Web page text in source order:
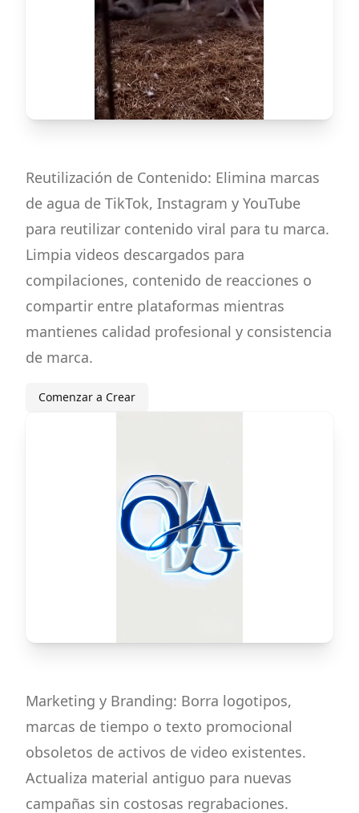
Reutilización de Contenido: Elimina marcas
de agua de TikTok, Instagram y YouTube
para reutilizar contenido viral para tu marca.
Limpia videos descargados para
compilaciones, contenido de reacciones o
compartir entre plataformas mientras
mantienes calidad profesional y consistencia
de marca.
Comenzar a Crear
Marketing y Branding: Borra logotipos,
marcas de tiempo o texto promocional
obsoletos de activos de video existentes.
Actualiza material antiguo para nuevas
campañas sin costosas regrabaciones.